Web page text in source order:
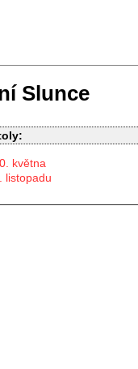
Slunce
května
listopadu